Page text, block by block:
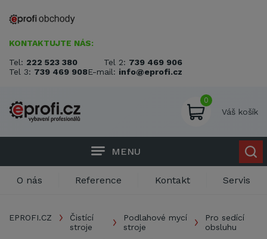
KONTAKTUJTE NÁS:
Tel: 222 523 380 Tel 2: 739 469 906
Tel 3: 739 469 908E-mail: info@eprofi.cz
0
Váš košík
MENU
O nás Reference Kontakt Servis
EPROFI.CZ
Čistící
stroje
Podlahové mycí
stroje
Pro sedící
obsluhu